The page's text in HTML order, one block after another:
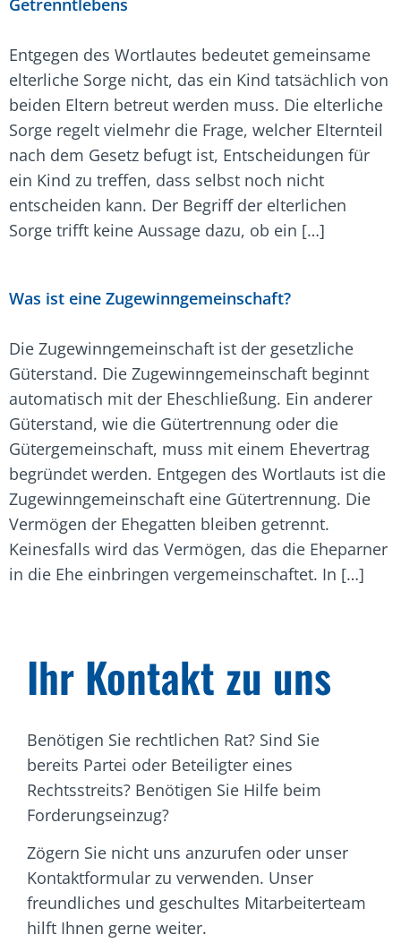
Getrenntlebens
Entgegen des Wortlautes bedeutet gemeinsame
elterliche Sorge nicht, das ein Kind tatsächlich von
beiden Eltern betreut werden muss. Die elterliche
Sorge regelt vielmehr die Frage, welcher Elternteil
nach dem Gesetz befugt ist, Entscheidungen für
ein Kind zu treffen, dass selbst noch nicht
entscheiden kann. Der Begriff der elterlichen
Sorge trifft keine Aussage dazu, ob ein […]
Was ist eine Zugewinngemeinschaft?
Die Zugewinngemeinschaft ist der gesetzliche
Güterstand. Die Zugewinngemeinschaft beginnt
automatisch mit der Eheschließung. Ein anderer
Güterstand, wie die Gütertrennung oder die
Gütergemeinschaft, muss mit einem Ehevertrag
begründet werden. Entgegen des Wortlauts ist die
Zugewinngemeinschaft eine Gütertrennung. Die
Vermögen der Ehegatten bleiben getrennt.
Keinesfalls wird das Vermögen, das die Eheparner
in die Ehe einbringen vergemeinschaftet. In […]
Ihr Kontakt zu uns
Benötigen Sie rechtlichen Rat? Sind Sie
bereits Partei oder Beteiligter eines
Rechtsstreits? Benötigen Sie Hilfe beim
Forderungseinzug?
Zögern Sie nicht uns anzurufen oder unser
Kontaktformular zu verwenden. Unser
freundliches und geschultes Mitarbeiterteam
hilft Ihnen gerne weiter.